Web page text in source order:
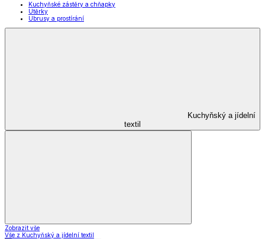
Kuchyňské zástěry a chňapky
Utěrky
Ubrusy a prostírání
Kuchyňský a jídelní
textil
Zobrazit vše
Vše z Kuchyňský a jídelní textil